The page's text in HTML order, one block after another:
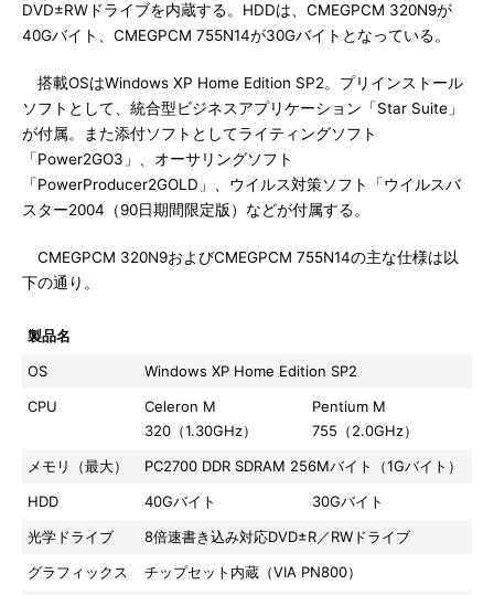
DVD±RWドライブを内蔵する。HDDは、CMEGPCM 320N9が
40Gバイト、CMEGPCM 755N14が30Gバイトとなっている。
搭載OSはWindows XP Home Edition SP2。プリインストール
ソフトとして、統合型ビジネスアプリケーション「Star Suite」
が付属。また添付ソフトとしてライティングソフト
「Power2GO3」、オーサリングソフト
「PowerProducer2GOLD」、ウイルス対策ソフト「ウイルスバ
スター2004（90日期間限定版）などが付属する。
CMEGPCM 320N9およびCMEGPCM 755N14の主な仕様は以
下の通り。
製品名
OS
Windows XP Home Edition SP2
CPU
Celeron M
320（1.30GHz）
Pentium M
755（2.0GHz）
メモリ（最大）
PC2700 DDR SDRAM 256Mバイト（1Gバイト）
HDD
40Gバイト
30Gバイト
光学ドライブ
8倍速書き込み対応DVD±R／RWドライブ
グラフィックス
チップセット内蔵（VIA PN800）